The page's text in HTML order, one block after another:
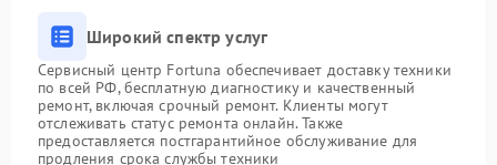
Широкий спектр услуг
Сервисный центр Fortuna обеспечивает доставку техники
по всей РФ, бесплатную диагностику и качественный
ремонт, включая срочный ремонт. Клиенты могут
отслеживать статус ремонта онлайн. Также
предоставляется постгарантийное обслуживание для
продления срока службы техники